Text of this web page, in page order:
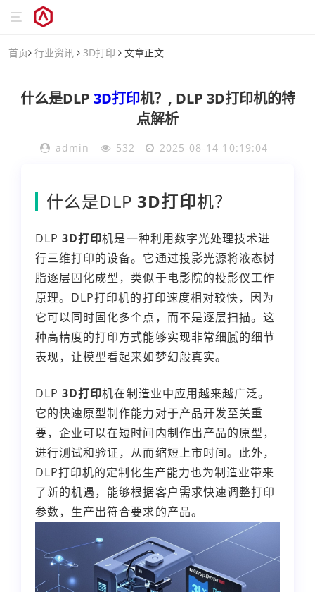
首页 行业资讯 3D打印 文章正文
什么是DLP 3D打印机？, DLP 3D打印机的特
点解析
admin 532 2025-08-14 10:19:04
什么是DLP 3D打印机？
DLP3D打印机是一种利用数字光处理技术进
行三维打印的设备。它通过投影光源将液态树
脂逐层固化成型，类似于电影院的投影仪工作
原理。DLP打印机的打印速度相对较快，因为
它可以同时固化多个点，而不是逐层扫描。这
种高精度的打印方式能够实现非常细腻的细节
表现，让模型看起来如梦幻般真实。
DLP3D打印机在制造业中应用越来越广泛。
它的快速原型制作能力对于产品开发至关重
要，企业可以在短时间内制作出产品的原型，
进行测试和验证，从而缩短上市时间。此外，
DLP打印机的定制化生产能力也为制造业带来
了新的机遇，能够根据客户需求快速调整打印
参数，生产出符合要求的产品。